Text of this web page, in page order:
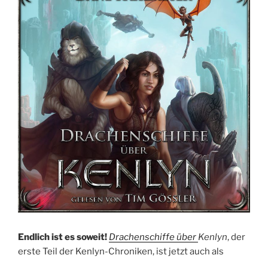
Endlich ist es soweit! Drachenschiffe über Kenlyn, der
erste Teil der Kenlyn-Chroniken, ist jetzt auch als